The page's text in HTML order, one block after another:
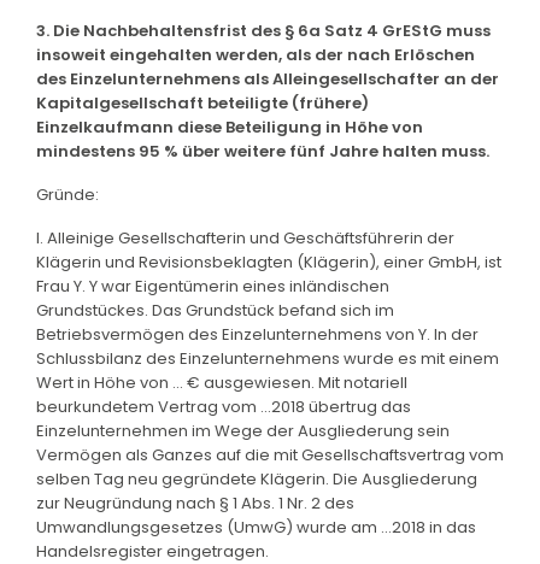
3. Die Nachbehaltensfrist des § 6a Satz 4 GrEStG muss
insoweit eingehalten werden, als der nach Erlöschen
des Einzelunternehmens als Alleingesellschafter an der
Kapitalgesellschaft beteiligte (frühere)
Einzelkaufmann diese Beteiligung in Höhe von
mindestens 95 % über weitere fünf Jahre halten muss.
Gründe:
I. Alleinige Gesellschafterin und Geschäftsführerin der
Klägerin und Revisionsbeklagten (Klägerin), einer GmbH, ist
Frau Y. Y war Eigentümerin eines inländischen
Grundstückes. Das Grundstück befand sich im
Betriebsvermögen des Einzelunternehmens von Y. In der
Schlussbilanz des Einzelunternehmens wurde es mit einem
Wert in Höhe von ... € ausgewiesen. Mit notariell
beurkundetem Vertrag vom ...2018 übertrug das
Einzelunternehmen im Wege der Ausgliederung sein
Vermögen als Ganzes auf die mit Gesellschaftsvertrag vom
selben Tag neu gegründete Klägerin. Die Ausgliederung
zur Neugründung nach § 1 Abs. 1 Nr. 2 des
Umwandlungsgesetzes (UmwG) wurde am ...2018 in das
Handelsregister eingetragen.